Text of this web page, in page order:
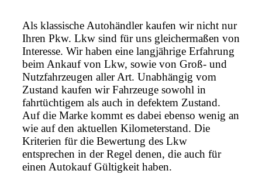
Als klassische Autohändler kaufen wir nicht nur
Ihren Pkw. Lkw sind für uns gleichermaßen von
Interesse. Wir haben eine langjährige Erfahrung
beim Ankauf von Lkw, sowie von Groß- und
Nutzfahrzeugen aller Art. Unabhängig vom
Zustand kaufen wir Fahrzeuge sowohl in
fahrtüchtigem als auch in defektem Zustand.
Auf die Marke kommt es dabei ebenso wenig an
wie auf den aktuellen Kilometerstand. Die
Kriterien für die Bewertung des Lkw
entsprechen in der Regel denen, die auch für
einen Autokauf Gültigkeit haben.